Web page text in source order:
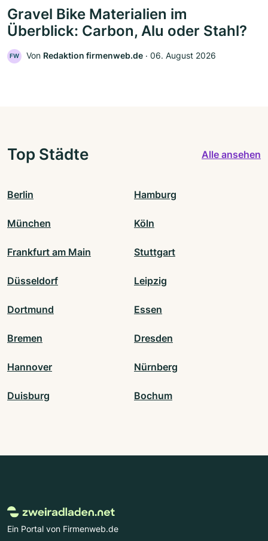
Gravel Bike Materialien im
Überblick: Carbon, Alu oder Stahl?
FW Von Redaktion firmenweb.de ‧ 06. August 2026
Top Städte Alle ansehen
Berlin Hamburg
München Köln
Frankfurt am Main Stuttgart
Düsseldorf Leipzig
Dortmund Essen
Bremen Dresden
Hannover Nürnberg
Duisburg Bochum
Ein Portal von Firmenweb.de